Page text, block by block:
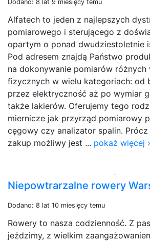
Dodano: 8 lat 9 miesięcy temu
Alfatech to jeden z najlepszych
pomiarowego i sterującego z
opartym o ponad dwudziestoletnie
Pod adresem znajdą Państwo
na dokonywanie pomiarów różnych
fizycznych w wielu kategoriach: od
przez elektryczność aż po wymiar
także lakierów. Oferujemy tego
miernicze jak przyrząd pomiarowy
cęgowy czy analizator spalin.
zakup możliwy jest ... pokaż więcej
Niepowtrarzalne rowery
Dodano: 8 lat 10 miesięcy temu
Rowery to nasza codzienność. Z
jeździmy, z wielkim